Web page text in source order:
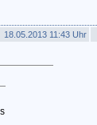
18.05.2013 11:43 Uhr